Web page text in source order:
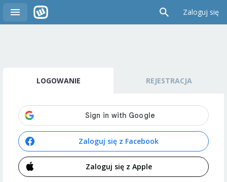
Zaloguj się
LOGOWANIE REJESTRACJA
Zaloguj się z Facebook
Zaloguj się z Apple